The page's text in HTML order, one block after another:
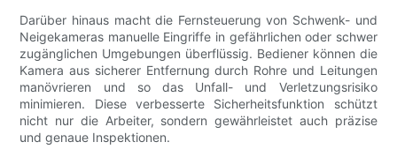
Darüber hinaus macht die Fernsteuerung von Schwenk- und
Neigekameras manuelle Eingriffe in gefährlichen oder schwer
zugänglichen Umgebungen überflüssig. Bediener können die
Kamera aus sicherer Entfernung durch Rohre und Leitungen
manövrieren und so das Unfall- und Verletzungsrisiko
minimieren. Diese verbesserte Sicherheitsfunktion schützt
nicht nur die Arbeiter, sondern gewährleistet auch präzise
und genaue Inspektionen.